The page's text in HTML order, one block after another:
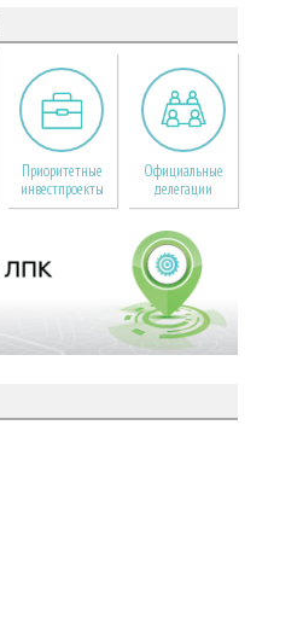
Приоритетные
инвестпроекты
Официальные
делегации